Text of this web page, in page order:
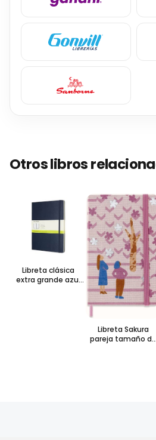
Otros libros
Libreta clásica
extra grande azul
Libreta Sakura
pareja tamaño de